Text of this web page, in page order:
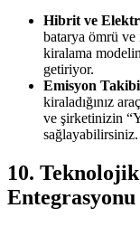
Hibrit ve
batarya ömrü
kiralama
getiriyor.
Emisyon
kiraladığınız
ve şirketinizin
sağlayabilirsiniz.
10.
Entegrasyonu